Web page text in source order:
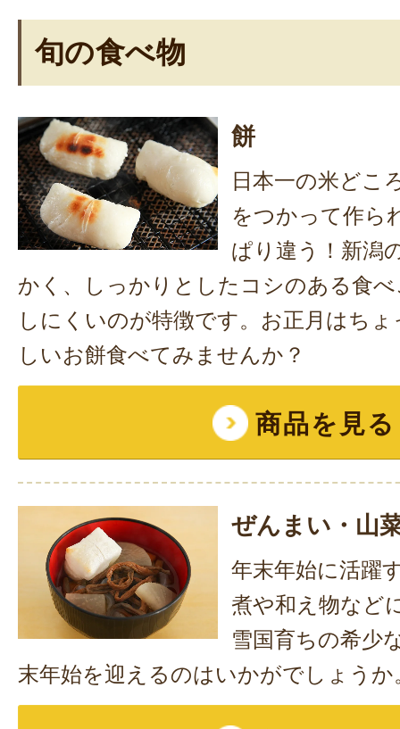
旬の食べ物
餅
日本一の米どこ
をつかって作ら
ぱり違う！新潟
かく、しっかりとしたコシのある食
しにくいのが特徴です。お正月はち
しいお餅食べてみませんか？
商品を見る
ぜんまい・山
年末年始に活躍
煮や和え物など
雪国育ちの希少
末年始を迎えるのはいかがでしょうか